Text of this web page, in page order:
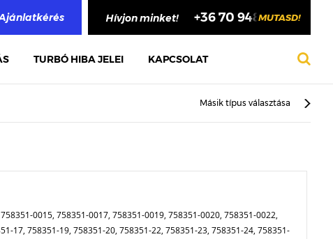
Hívjon minket! +36 70 948 4748
MUTASD!
TURBÓ HIBA JELEI KAPCSOLAT
Másik típus választása
0015, 758351-0017, 758351-0019, 758351-0020, 758351-0022,
17, 758351-19, 758351-20, 758351-22, 758351-23, 758351-24, 758351-